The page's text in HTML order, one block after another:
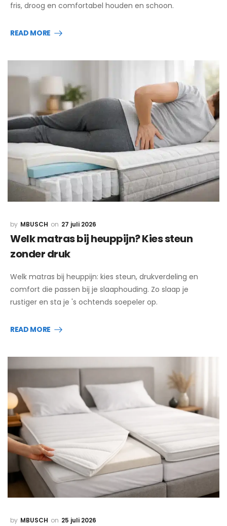
fris, droog en comfortabel houden en schoon.
READ MORE
MBUSCH 27 juli 2026
Welk matras bij heuppijn? Kies steun
zonder druk
Welk matras bij heuppijn: kies steun, drukverdeling en
comfort die passen bij je slaaphouding. Zo slaap je
rustiger en sta je 's ochtends soepeler op.
READ MORE
MBUSCH 25 juli 2026